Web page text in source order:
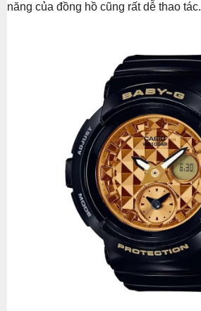
năng của đồng hồ cũng rất dễ thao tác.